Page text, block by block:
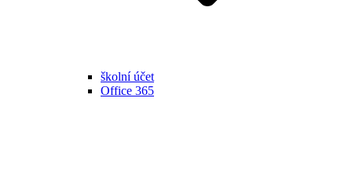
školní účet
Office 365